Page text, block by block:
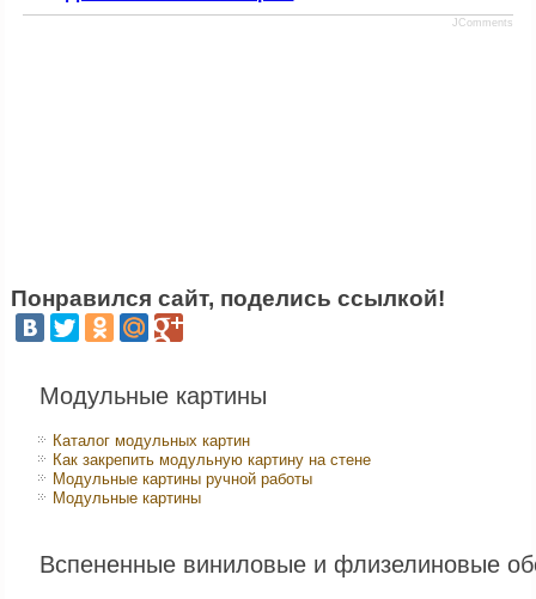
JComments
Понравился сайт, поделись ссылкой!
Модульные картины
Каталог модульных картин
Как закрепить модульную картину на стене
Модульные картины ручной работы
Модульные картины
Вспененные виниловые и флизелиновые